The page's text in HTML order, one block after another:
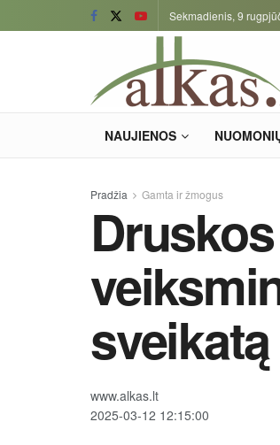
Sekmadienis, 9
NAUJIENOS
Pradžia Gamta ir žmogus
sveikatą
www.alkas.lt
2025-03-12 12:15:00